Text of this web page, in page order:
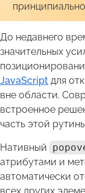
До недавнего
значительных
JavaScript для
вне области.
встроенное
часть этой
Нативный
атрибутами и
автоматически